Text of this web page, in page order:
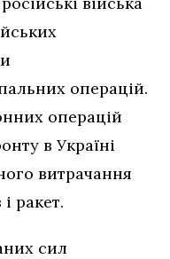
операцій.
операцій
в Україні
витрачання
ракет.
сил